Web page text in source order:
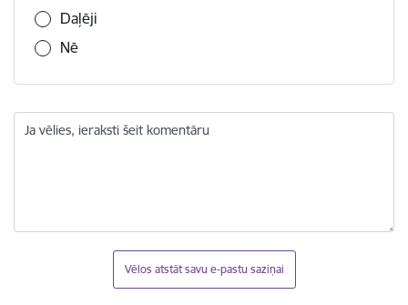
Daļēji
Nē
Ja vēlies, ieraksti šeit komentāru
Vēlos atstāt savu e-pastu saziņai